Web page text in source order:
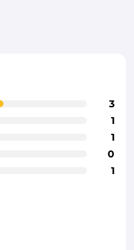
3
1
1
0
1